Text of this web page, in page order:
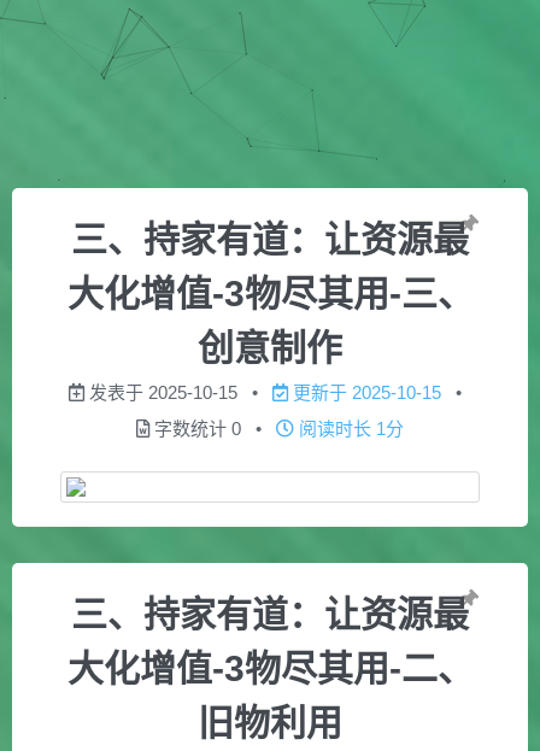
三、持家有道：让资源最
大化增值-3物尽其用-三、
创意制作
发表于 2025-10-15 更新于 2025-10-15
字数统计 0 阅读时长 1分
三、持家有道：让资源最
大化增值-3物尽其用-二、
旧物利用